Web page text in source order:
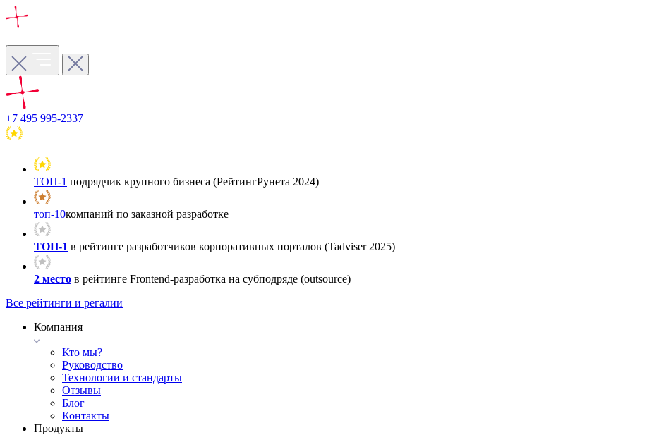
+7 495 995-2337
ТОП-1 подрядчик крупного бизнеса (РейтингРунета 2024)
топ-10компаний по заказной разработке
ТОП-1 в рейтинге разработчиков корпоративных порталов (Tadviser 2025)
2 место в рейтинге Frontend-разработка на субподряде (outsource)
Все рейтинги и регалии
Компания
Кто мы?
Руководство
Технологии и стандарты
Отзывы
Блог
Контакты
Продукты